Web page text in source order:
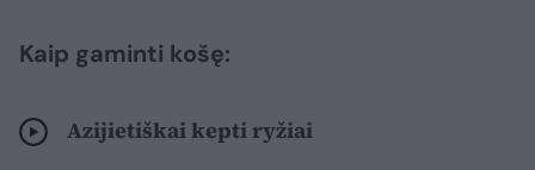
Kaip gaminti košę:
Azijietiškai kepti ryžiai